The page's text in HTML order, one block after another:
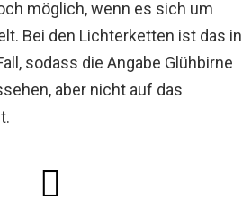
möglich, wenn es sich um
Bei den Lichterketten ist das in
sodass die Angabe Glühbirne
aber nicht auf das